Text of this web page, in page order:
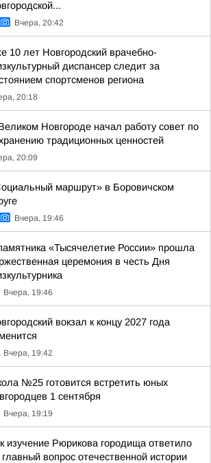
Вчера, 20:42
10 лет Новгородский врачебно-
диспансер следит за
спортсменов региона
20:18
Новгороде начал работу совет по
традиционных ценностей
20:09
маршрут» в Боровичском
Вчера, 19:46
«Тысячелетие России» прошла
церемония в честь Дня
Вчера, 19:46
вокзал к концу 2027 года
Вчера, 19:42
№25 готовится встретить юных
1 сентября
Вчера, 19:19
изучение Рюрикова городища ответило
главный вопрос отечественной истории